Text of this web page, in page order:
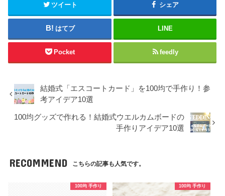
ツイート シェア
はてブ LINE
Pocket feedly
結婚式「エスコートカード」を100均で手作り！参
考アイデア10選
100均グッズで作れる！結婚式ウエルカムボードの
手作りアイデア10選
RECOMMEND こちらの記事も人気です。
100均 手作り 100均 手作り